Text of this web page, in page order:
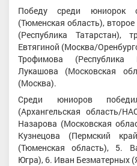
Победу среди юниорок
(Тюменская область),
(Республика Татарстан),
Евтягиной (Москва/
Трофимова
Лукашова (Московская
(Москва).
Среди юниоров
(Архангельская область/
Назарова (Московская
Кузнецова (Пермский
(Тюменская область), 5.
Югра), 6. Иван Безматерных